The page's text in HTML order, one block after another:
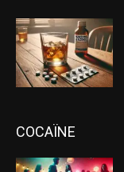
COCAÏNE